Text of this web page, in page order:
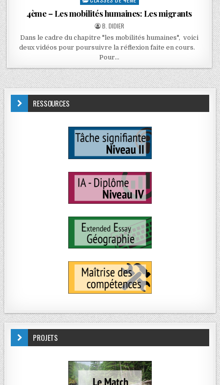
4ème – Les mobilités humaines: Les migrants
B. DIDIER
Dans le cadre du chapitre "les mobilités humaines", voici
deux vidéos pour poursuivre la réflexion faite en cours.
Pour…
RESSOURCES
PROJETS